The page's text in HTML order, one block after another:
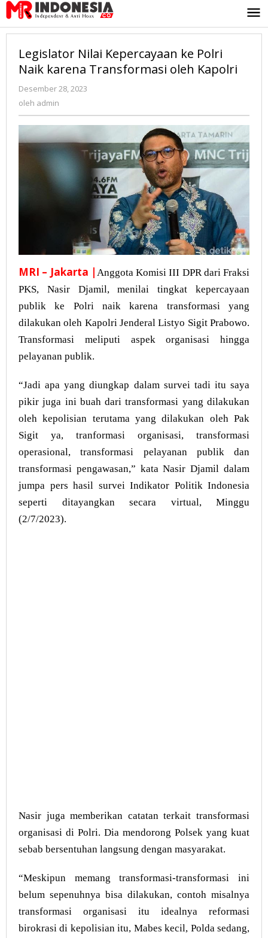
Lewati
ke
konten
Legislator Nilai Kepercayaan ke Polri
Naik karena Transformasi oleh Kapolri
Desember 28, 2023
oleh admin
MRI – Jakarta | Anggota Komisi III DPR dari Fraksi
PKS, Nasir Djamil, menilai tingkat kepercayaan
publik ke Polri naik karena transformasi yang
dilakukan oleh Kapolri Jenderal Listyo Sigit Prabowo.
Transformasi meliputi aspek organisasi hingga
pelayanan publik.
“Jadi apa yang diungkap dalam survei tadi itu saya
pikir juga ini buah dari transformasi yang dilakukan
oleh kepolisian terutama yang dilakukan oleh Pak
Sigit ya, tranformasi organisasi, transformasi
operasional, transformasi pelayanan publik dan
transformasi pengawasan,” kata Nasir Djamil dalam
jumpa pers hasil survei Indikator Politik Indonesia
seperti ditayangkan secara virtual, Minggu
(2/7/2023).
Nasir juga memberikan catatan terkait transformasi
organisasi di Polri. Dia mendorong Polsek yang kuat
sebab bersentuhan langsung dengan masyarakat.
“Meskipun memang transformasi-transformasi ini
belum sepenuhnya bisa dilakukan, contoh misalnya
transformasi organisasi itu idealnya reformasi
birokrasi di kepolisian itu, Mabes kecil, Polda sedang,